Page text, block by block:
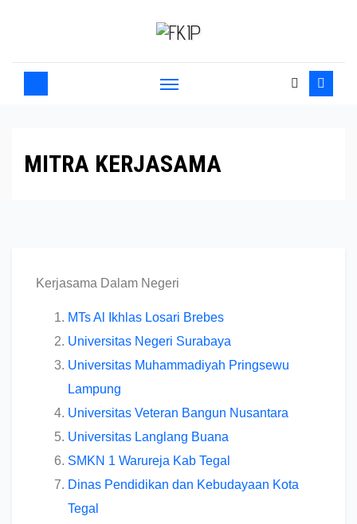
MITRA KERJASAMA
Kerjasama Dalam Negeri
MTs Al Ikhlas Losari Brebes
Universitas Negeri Surabaya
Universitas Muhammadiyah Pringsewu
Lampung
Universitas Veteran Bangun Nusantara
Universitas Langlang Buana
SMKN 1 Warureja Kab Tegal
Dinas Pendidikan dan Kebudayaan Kota
Tegal